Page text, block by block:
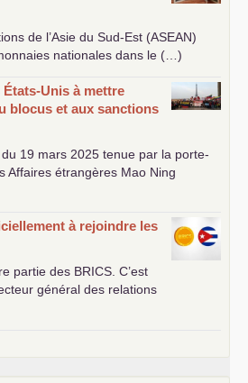
de l’Asie du Sud-Est (ASEAN)
nationales dans le (…)
Unis à mettre
blocus et aux sanctions
19 mars 2025 tenue par la porte-
Affaires étrangères Mao Ning
à rejoindre les
partie des BRICS . C’est
général des relations